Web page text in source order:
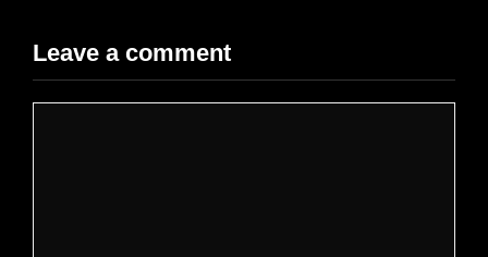
Leave a comment